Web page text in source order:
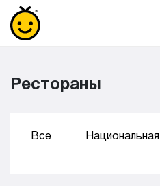
Рестораны
Все Национальная